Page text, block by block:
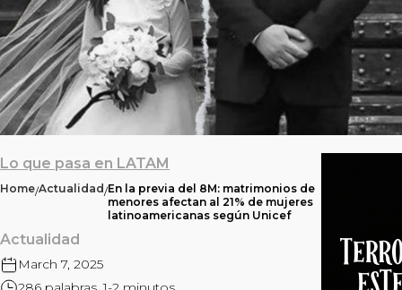
Lo que pasa en LATAM
Home/Actualidad/En la previa del 8M: matrimonios de
menores afectan al 21% de mujeres
latinoamericanas según Unicef
Actualidad
March 7, 2025